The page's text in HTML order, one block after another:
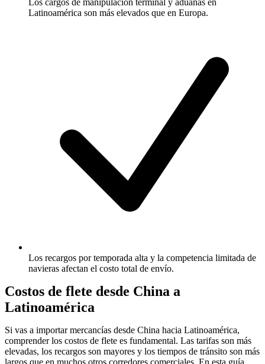
Latinoamérica son más elevados que en Europa.
Los recargos por temporada alta y la competencia limitada de
navieras afectan el costo total de envío.
Costos de flete desde China a
Latinoamérica
Si vas a importar mercancías desde China hacia Latinoamérica,
comprender los costos de flete es fundamental. Las tarifas son más
elevadas, los recargos son mayores y los tiempos de tránsito son más
largos que en muchos otros corredores comerciales. En esta guía,